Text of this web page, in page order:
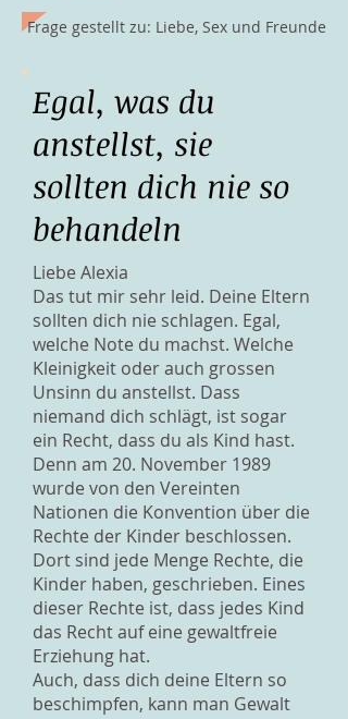
Frage gestellt zu: Liebe, Sex und Freunde
Egal, was du
anstellst, sie
sollten dich nie so
behandeln
Liebe Alexia
Das tut mir sehr leid. Deine Eltern
sollten dich nie schlagen. Egal,
welche Note du machst. Welche
Kleinigkeit oder auch grossen
Unsinn du anstellst. Dass
niemand dich schlägt, ist sogar
ein Recht, dass du als Kind hast.
Denn am 20. November 1989
wurde von den Vereinten
Nationen die Konvention über die
Rechte der Kinder beschlossen.
Dort sind jede Menge Rechte, die
Kinder haben, geschrieben. Eines
dieser Rechte ist, dass jedes Kind
das Recht auf eine gewaltfreie
Erziehung hat.
Auch, dass dich deine Eltern so
beschimpfen, kann man Gewalt